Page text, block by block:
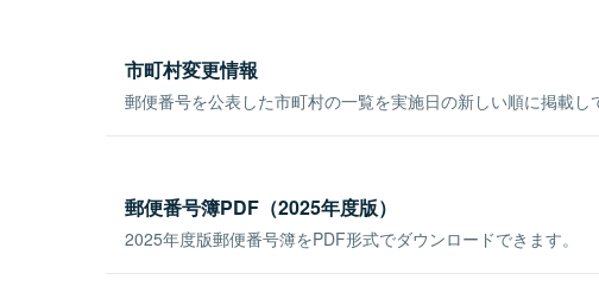
市町村変更情報
郵便番号を公表した市町村の一覧を実施日の新しい順に掲載し
郵便番号簿PDF（2025年度版）
2025年度版郵便番号簿をPDF形式でダウンロードできます。